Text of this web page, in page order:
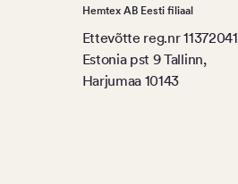
Hemtex AB Eesti filiaal
Ettevõtte reg.nr 11372041
Estonia pst 9 Tallinn,
Harjumaa 10143